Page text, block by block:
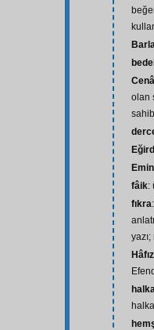
olan
Emin
fâik:
fıkra